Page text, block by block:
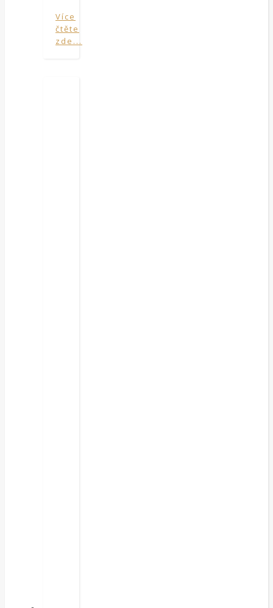
Více
čtěte
zde...